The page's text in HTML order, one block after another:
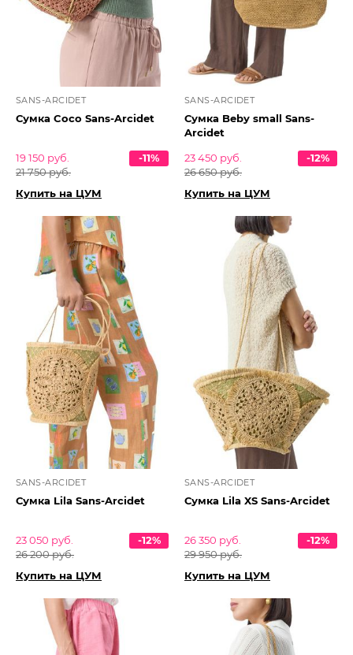
SANS-ARCIDET
Сумка Coco Sans-Arcidet
19 150 руб.
21 750 руб.
-11%
Купить на ЦУМ
SANS-ARCIDET
Сумка Beby small Sans-
Arcidet
23 450 руб.
26 650 руб.
-12%
Купить на ЦУМ
SANS-ARCIDET
Сумка Lila Sans-Arcidet
23 050 руб.
26 200 руб.
-12%
Купить на ЦУМ
SANS-ARCIDET
Сумка Lila XS Sans-Arcidet
26 350 руб.
29 950 руб.
-12%
Купить на ЦУМ